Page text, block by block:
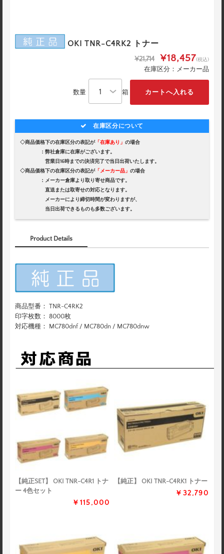
OKI TNR-C4RK2 トナー
¥21,714 ¥18,457(税込)
在庫区分：メーカー品
数量 箱
在庫区分について
◇商品価格下の在庫区分の表記が「在庫あり」 の場合
：弊社倉庫に在庫がございます。
営業日16時までの決済完了で当日出荷いたします。
◇商品価格下の在庫区分の表記が「メーカー品」 の場合
：メーカー倉庫より取り寄せ商品です。
直送または取寄せの対応となります。
メーカーにより締切時間が変わりますが、
当日出荷できるものも多数ございます。
Product Details
商品型番： TNR-C4RK2
印字枚数： 8000枚
対応機種： MC780dnf / MC780dn / MC780dnw
【純正SET】 OKI TNR-C4R1 トナ
ー 4色セット
￥115,000
【純正】 OKI TNR-C4RK1 トナー
￥32,790